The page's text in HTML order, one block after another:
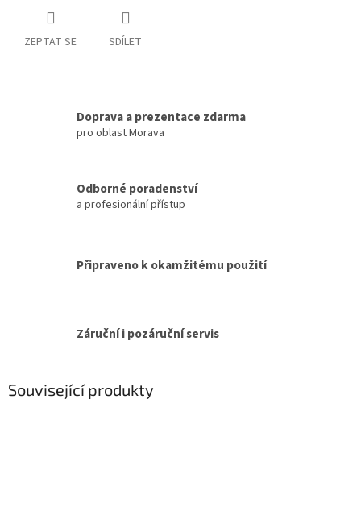
ZEPTAT SE SDÍLET
Doprava a prezentace zdarma
pro oblast Morava
Odborné poradenství
a profesionální přístup
Připraveno k okamžitému použití
Záruční i pozáruční servis
Související produkty